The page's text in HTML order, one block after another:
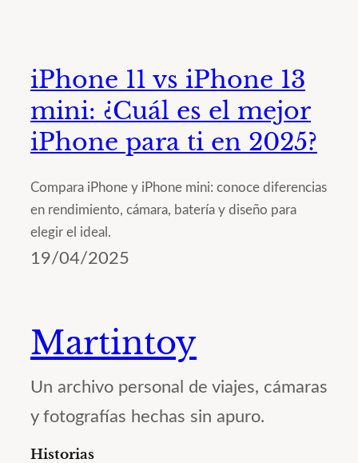
iPhone 11 vs iPhone 13
mini: ¿Cuál es el mejor
iPhone para ti en 2025?
Compara iPhone y iPhone mini: conoce diferencias
en rendimiento, cámara, batería y diseño para
elegir el ideal.
19/04/2025
Martintoy
Un archivo personal de viajes, cámaras
y fotografías hechas sin apuro.
Historias